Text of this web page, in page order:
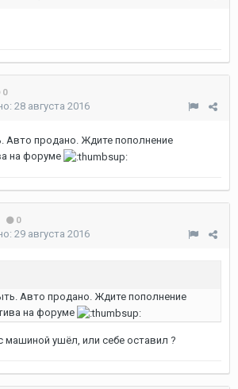
0
28 августа 2016
Авто продано. Ждите пополнение
на форуме
0
29 августа 2016
Авто продано. Ждите пополнение
на форуме
машиной ушёл, или себе оставил ?